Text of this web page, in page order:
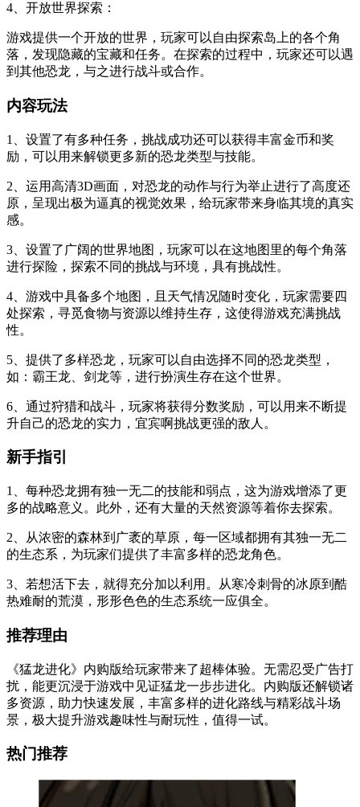
4、开放世界探索：
游戏提供一个开放的世界，玩家可以自由探索岛上的各个角
落，发现隐藏的宝藏和任务。在探索的过程中，玩家还可以遇
到其他恐龙，与之进行战斗或合作。
内容玩法
1、设置了有多种任务，挑战成功还可以获得丰富金币和奖
励，可以用来解锁更多新的恐龙类型与技能。
2、运用高清3D画面，对恐龙的动作与行为举止进行了高度还
原，呈现出极为逼真的视觉效果，给玩家带来身临其境的真实
感。
3、设置了广阔的世界地图，玩家可以在这地图里的每个角落
进行探险，探索不同的挑战与环境，具有挑战性。
4、游戏中具备多个地图，且天气情况随时变化，玩家需要四
处探索，寻觅食物与资源以维持生存，这使得游戏充满挑战
性。
5、提供了多样恐龙，玩家可以自由选择不同的恐龙类型，
如：霸王龙、剑龙等，进行扮演生存在这个世界。
6、通过狩猎和战斗，玩家将获得分数奖励，可以用来不断提
升自己的恐龙的实力，宜宾啊挑战更强的敌人。
新手指引
1、每种恐龙拥有独一无二的技能和弱点，这为游戏增添了更
多的战略意义。此外，还有大量的天然资源等着你去探索。
2、从浓密的森林到广袤的草原，每一区域都拥有其独一无二
的生态系，为玩家们提供了丰富多样的恐龙角色。
3、若想活下去，就得充分加以利用。从寒冷刺骨的冰原到酷
热难耐的荒漠，形形色色的生态系统一应俱全。
推荐理由
《猛龙进化》内购版给玩家带来了超棒体验。无需忍受广告打
扰，能更沉浸于游戏中见证猛龙一步步进化。内购版还解锁诸
多资源，助力快速发展，丰富多样的进化路线与精彩战斗场
景，极大提升游戏趣味性与耐玩性，值得一试。
热门推荐